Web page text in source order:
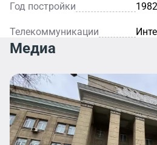
Год постройки 1982
Телекоммуникации
Медиа